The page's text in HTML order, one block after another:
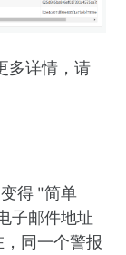
多详情，请
得 "简单
子邮件地址
同一个警报